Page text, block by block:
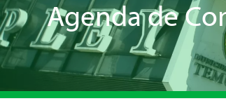
Agenda de